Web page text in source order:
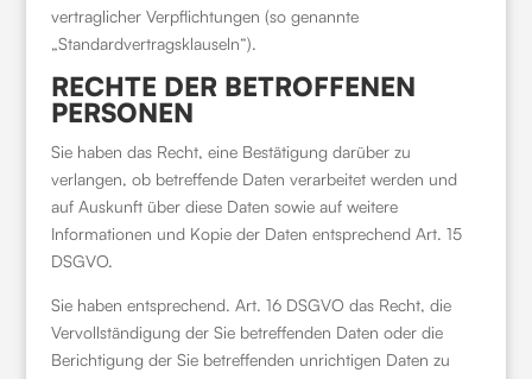
vertraglicher Verpflichtungen (so genannte
„Standardvertragsklauseln“).
RECHTE DER BETROFFENEN
PERSONEN
Sie haben das Recht, eine Bestätigung darüber zu
verlangen, ob betreffende Daten verarbeitet werden und
auf Auskunft über diese Daten sowie auf weitere
Informationen und Kopie der Daten entsprechend Art. 15
DSGVO.
Sie haben entsprechend. Art. 16 DSGVO das Recht, die
Vervollständigung der Sie betreffenden Daten oder die
Berichtigung der Sie betreffenden unrichtigen Daten zu